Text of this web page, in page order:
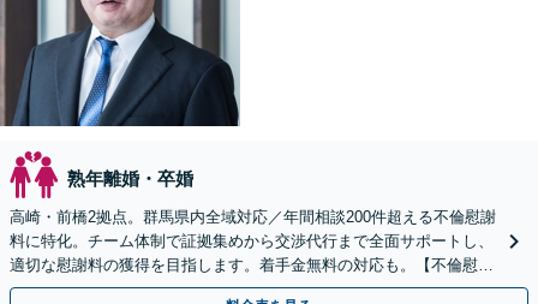
熟年離婚・卒婚
高崎・前橋2拠点。群馬県内全域対応／年間相談200件超える不倫慰謝
料に特化。チーム体制で証拠集めから交渉代行まで全面サポートし、
適切な慰謝料の獲得を目指します。着手金無料の対応も。【不倫慰謝
料の相談は何度でも無料・電話/WEB可】